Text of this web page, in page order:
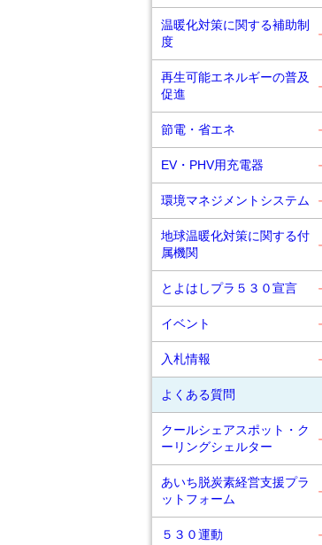
温暖化対策に関する補助制
度
再生可能エネルギーの普及
促進
節電・省エネ
EV・PHV用充電器
環境マネジメントシステム
地球温暖化対策に関する付
属機関
とよはしプラ５３０宣言
イベント
入札情報
よくある質問
クールシェアスポット・ク
ーリングシェルター
あいち脱炭素経営支援プラ
ットフォーム
５３０運動